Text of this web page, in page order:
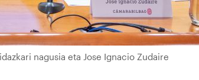
nagusia eta Jose Ignacio Zudaire